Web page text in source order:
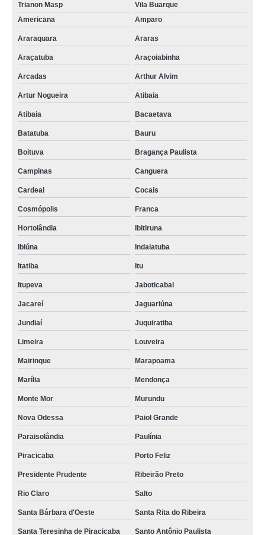
Trianon Masp
Vila Buarque
Americana
Amparo
Araraquara Araras
Araçatuba Araçoiabinha
Arcadas Arthur Alvim
Artur Nogueira Atibaia
Atibaia Bacaetava
Batatuba Bauru
Boituva Bragança Paulista
Campinas Canguera
Cardeal Cocais
Cosmópolis Franca
Hortolândia Ibitiruna
Ibiúna Indaiatuba
Itatiba Itu
Itupeva Jaboticabal
Jacareí Jaguariúna
Jundiaí Juquiratiba
Limeira Louveira
Mairinque Marapoama
Marília Mendonça
Monte Mor Murundu
Nova Odessa Paiol Grande
Paraisolândia Paulínia
Piracicaba Porto Feliz
Presidente Prudente Ribeirão Preto
Rio Claro Salto
Santa Bárbara d'Oeste Santa Rita do Ribeira
Santa Teresinha de Piracicaba Santo Antônio Paulista